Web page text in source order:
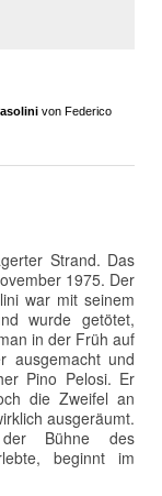
von Federico
Strand. Das
1975. Der
war mit seinem
wurde getötet,
in der Früh auf
ausgemacht und
Pino Pelosi. Er
die Zweifel an
ausgeräumt.
Bühne des
beginnt im